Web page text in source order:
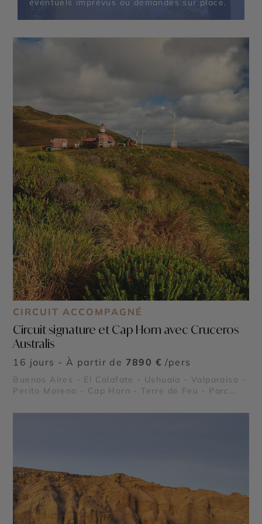
éventuels imprévus ou demandes sur place.
CIRCUIT ACCOMPAGNÉ
Circuit signature et Cap Horn avec Cruceros
Australis
16 jours - À partir de 7890 € /pers
Buenos Aires - El Calafate - Ushuaia - Valparaíso -
Perito Moreno - Cap Horn - Terre de Feu - Parc